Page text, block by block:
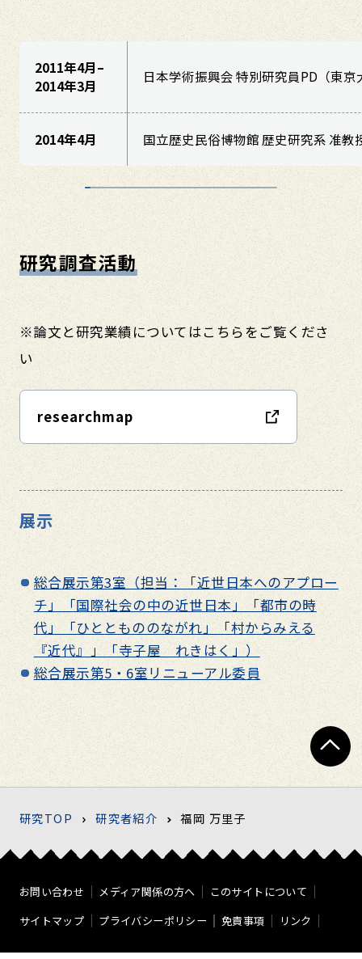
研究TOP 研究者紹介 福岡 万里子
2011年4月–
2014年3月
日本学術振興会 特別研究員PD（東
2014年4月 国立歴史民俗博物館 歴史研究系 准教
研究調査活動
※論文と研究業績についてはこちらをご覧くださ
い
researchmap
展示
総合展示第3室（担当：「近世日本へのアプロー
チ」「国際社会の中の近世日本」「都市の時
代」「ひとともののながれ」「村からみえる
『近代』」「寺子屋 れきはく」）
総合展示第5・6室リニューアル委員
お問い合わせ メディア関係の方へ
このサイトについて
サイトマップ
プライバシーポリシー 免責事項 リンク